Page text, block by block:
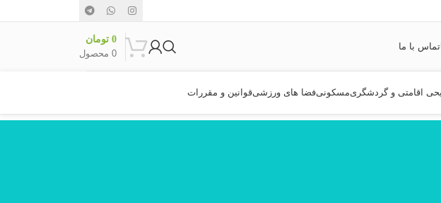
تماس با ما
0 محصول
0 تومان
اقامتی و گردشگریمسکونیفضا های ورزشیقوانین و مقررات